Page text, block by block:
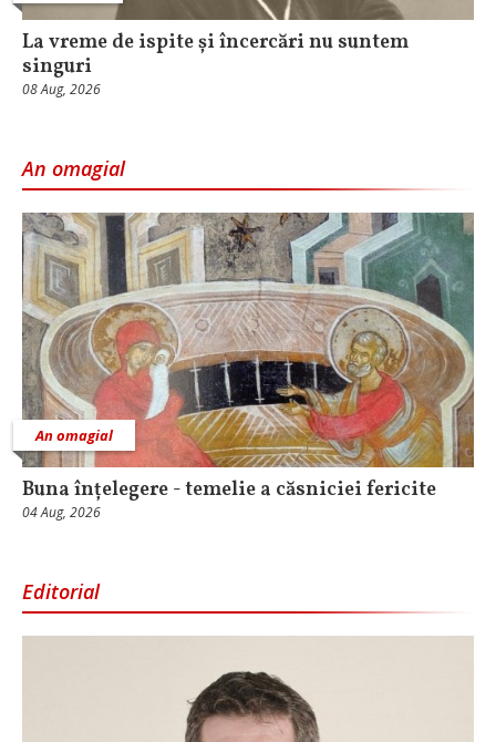
La vreme de ispite și încercări nu suntem
singuri
08 Aug, 2026
An omagial
An omagial
Buna înțelegere - temelie a căsniciei fericite
04 Aug, 2026
Editorial